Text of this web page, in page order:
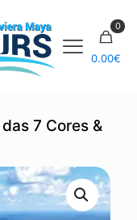
0
0.00€
7 Cores &